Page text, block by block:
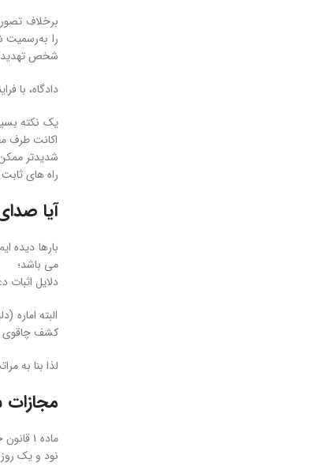
برخلاف
را به‌رسمیت
شخص
دادگاه، با
یک نکته
اکانت طرف
شدیدتر
راه های
آیا
بارها دیده
می باشد؛
دلایل
البته
کشف چاقوی
لذا بنا به
ماده ۱
نود و یک